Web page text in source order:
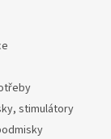
stimulátory